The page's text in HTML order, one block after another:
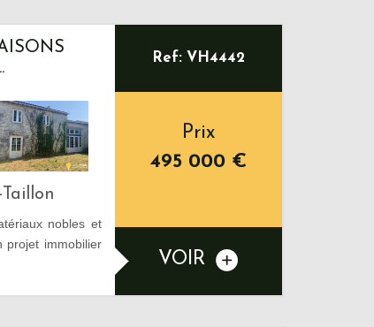
nobles et
projet immobilier
Ref: VH4442
Prix
495 000 €
VOIR